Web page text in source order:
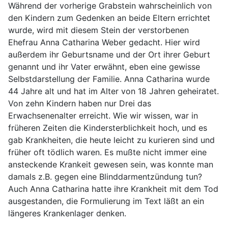
Während der vorherige Grabstein wahrscheinlich von
den Kindern zum Gedenken an beide Eltern errichtet
wurde, wird mit diesem Stein der verstorbenen
Ehefrau Anna Catharina Weber gedacht. Hier wird
außerdem ihr Geburtsname und der Ort ihrer Geburt
genannt und ihr Vater erwähnt, eben eine gewisse
Selbstdarstellung der Familie. Anna Catharina wurde
44 Jahre alt und hat im Alter von 18 Jahren geheiratet.
Von zehn Kindern haben nur Drei das
Erwachsenenalter erreicht. Wie wir wissen, war in
früheren Zeiten die Kindersterblichkeit hoch, und es
gab Krankheiten, die heute leicht zu kurieren sind und
früher oft tödlich waren. Es mußte nicht immer eine
ansteckende Krankeit gewesen sein, was konnte man
damals z.B. gegen eine Blinddarmentzündung tun?
Auch Anna Catharina hatte ihre Krankheit mit dem Tod
ausgestanden, die Formulierung im Text läßt an ein
längeres Krankenlager denken.